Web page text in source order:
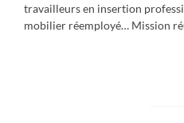
travailleurs en insertion
mobilier réemployé… Mission